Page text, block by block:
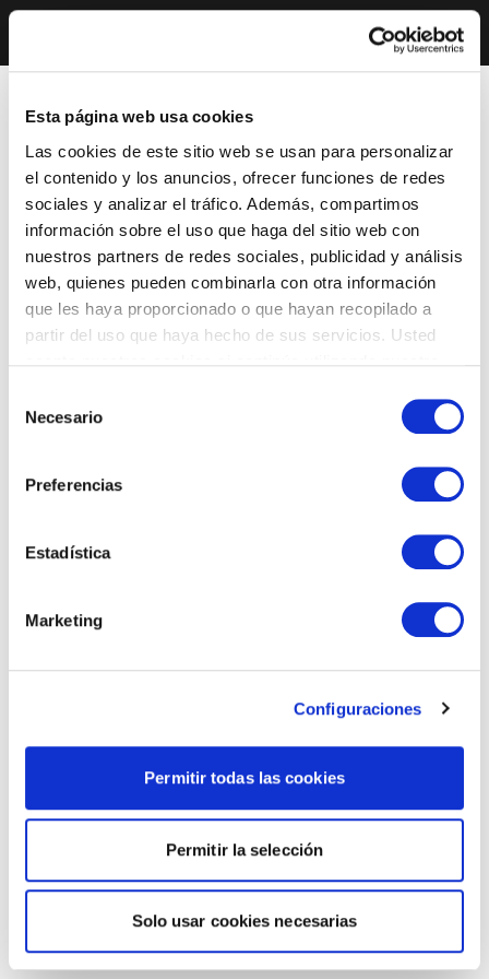
Esta página web usa cookies
Las cookies de este sitio web se usan para personalizar
el contenido y los anuncios, ofrecer funciones de redes
sociales y analizar el tráfico. Además, compartimos
información sobre el uso que haga del sitio web con
nuestros partners de redes sociales, publicidad y análisis
web, quienes pueden combinarla con otra información
que les haya proporcionado o que hayan recopilado a
partir del uso que haya hecho de sus servicios. Usted
Necesario
Preferencias
Estadística
Marketing
Configuraciones
Permitir todas las cookies
Permitir la selección
Solo usar cookies necesarias